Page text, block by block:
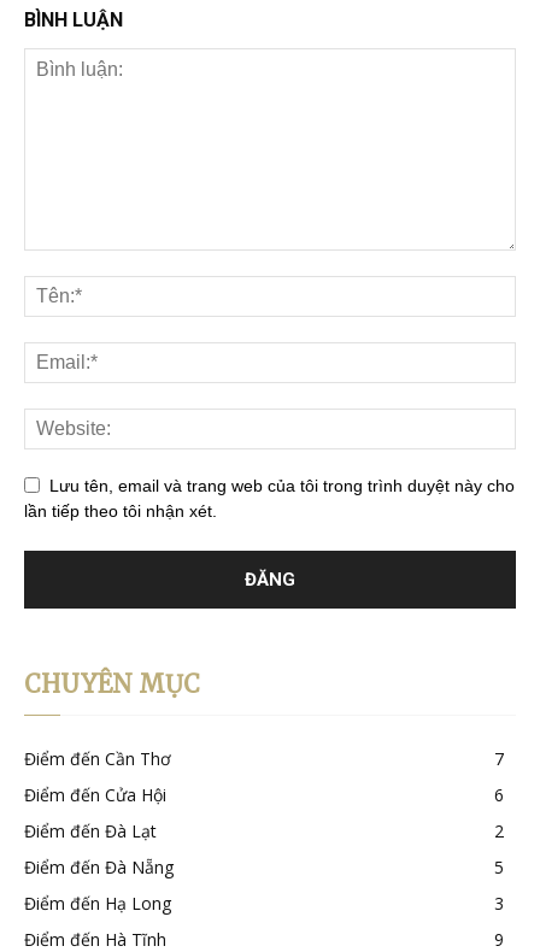
BÌNH LUẬN
Lưu tên, email và trang web của tôi trong trình duyệt này cho
lần tiếp theo tôi nhận xét.
CHUYÊN MỤC
Điểm đến Cần Thơ
7
Điểm đến Cửa Hội
6
Điểm đến Đà Lạt
2
Điểm đến Đà Nẵng
5
Điểm đến Hạ Long
3
Điểm đến Hà Tĩnh
9